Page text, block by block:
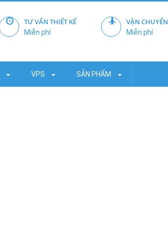
TƯ VẤN THIẾT KẾ
Miễn phí
VẬN CHUYỂN
Miễn phí
VPS SẢN PHẨM